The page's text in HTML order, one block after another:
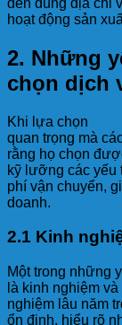
hoạt động sản
2. Những
chọn dịch
Khi lựa chọn
quan trọng mà
rằng họ chọn
kỹ lưỡng các yếu
phí vận chuyển,
doanh.
2.1 Kinh
Một trong những
là kinh nghiệm
nghiệm lâu năm
ổn định, hiểu rõ